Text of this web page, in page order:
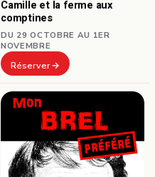
Camille et la ferme aux
comptines
DU 29 OCTOBRE AU 1ER
NOVEMBRE
Réserver